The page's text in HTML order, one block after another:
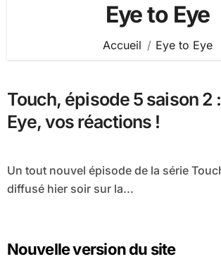
Eye to Eye
Accueil Eye to Eye
Touch, épisode 5 saison 2 : Eye to
Eye, vos réactions !
Un tout nouvel épisode de la série Touch vient d’être
diffusé hier soir sur la...
Nouvelle version du site